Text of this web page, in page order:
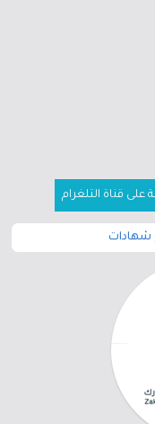
على قناة التلغرام
شهادات